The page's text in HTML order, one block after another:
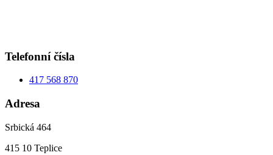
Telefonní čísla
417 568 870
Adresa
Srbická 464
415 10 Teplice